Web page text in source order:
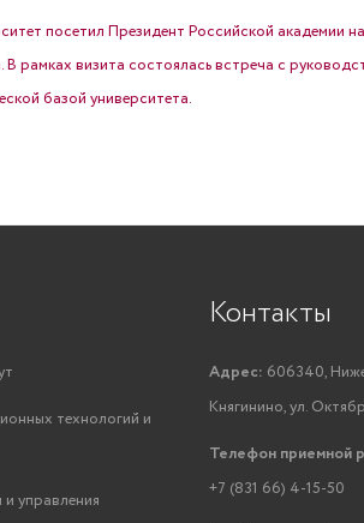
посетил Президент Российской академии
рамках визита состоялась встреча с
базой университета.
технологий и
управления
Контакты
Адрес: 606340,
Княгинино, ул.
Телефон приемной
+7 (831 66) 4-15-50